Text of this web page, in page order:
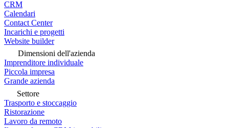
CRM
Calendari
Contact Center
Incarichi e progetti
Website builder
Dimensioni dell'azienda
Imprenditore individuale
Piccola impresa
Grande azienda
Settore
Trasporto e stoccaggio
Ristorazione
Lavoro da remoto